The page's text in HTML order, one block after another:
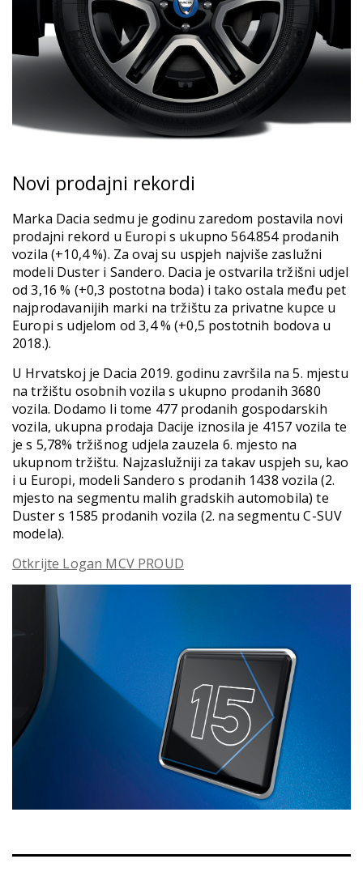
Novi prodajni rekordi
Marka Dacia sedmu je godinu zaredom postavila novi
prodajni rekord u Europi s ukupno 564.854 prodanih
vozila (+10,4 %). Za ovaj su uspjeh najviše zaslužni
modeli Duster i Sandero. Dacia je ostvarila tržišni udjel
od 3,16 % (+0,3 postotna boda) i tako ostala među pet
najprodavanijih marki na tržištu za privatne kupce u
Europi s udjelom od 3,4 % (+0,5 postotnih bodova u
2018.).
U Hrvatskoj je Dacia 2019. godinu završila na 5. mjestu
na tržištu osobnih vozila s ukupno prodanih 3680
vozila. Dodamo li tome 477 prodanih gospodarskih
vozila, ukupna prodaja Dacije iznosila je 4157 vozila te
je s 5,78% tržišnog udjela zauzela 6. mjesto na
ukupnom tržištu. Najzaslužniji za takav uspjeh su, kao
i u Europi, modeli Sandero s prodanih 1438 vozila (2.
mjesto na segmentu malih gradskih automobila) te
Duster s 1585 prodanih vozila (2. na segmentu C-SUV
modela).
Otkrijte Logan MCV PROUD